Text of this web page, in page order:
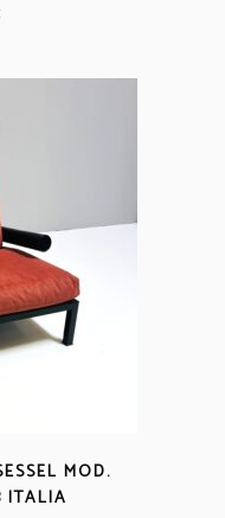
MOD.
ITALIA